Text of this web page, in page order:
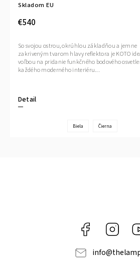
Skladom EU
€540
Detail
So svojou ostrou, okrúhlou základňou a jemne
zakriveným tvarom hlavy reflektora je KOTO
voľbou na pridanie funkčného bodového
každého moderného interiéru...
Biela Čierna
Facebook
info@